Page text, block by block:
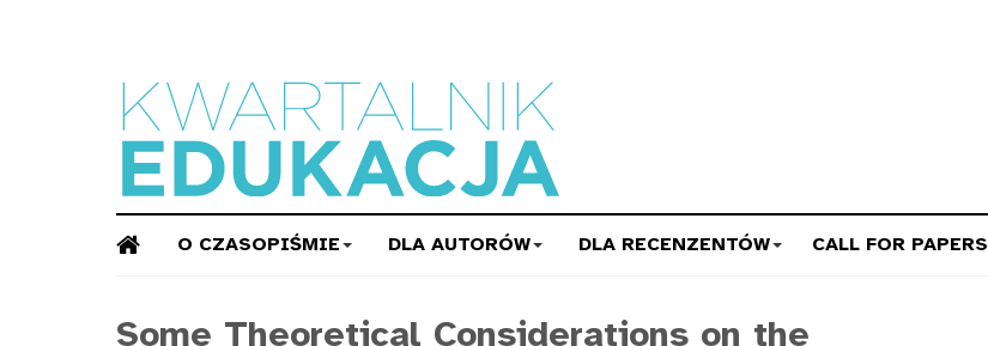
O CZASOPIŚMIE DLA AUTORÓW DLA RECENZENTÓW CALL FOR PAPERS
Some Theoretical Considerations on the